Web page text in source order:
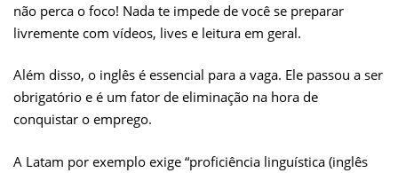
não perca o foco! Nada te impede de você se preparar
livremente com vídeos, lives e leitura em geral.
Além disso, o inglês é essencial para a vaga. Ele passou a ser
obrigatório e é um fator de eliminação na hora de
conquistar o emprego.
A Latam por exemplo exige “proficiência linguística (inglês